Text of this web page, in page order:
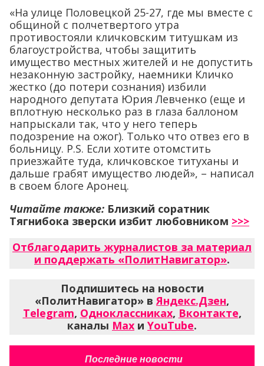
«На улице Половецкой 25-27, где мы вместе с
общиной с полчетвертого утра
противостояли кличковским титушкам из
благоустройства, чтобы защитить
имущество местных жителей и не допустить
незаконную застройку, наемники Кличко
жестко (до потери сознания) избили
народного депутата Юрия Левченко (еще и
вплотную несколько раз в глаза баллоном
напрыскали так, что у него теперь
подозрение на ожог). Только что отвез его в
больницу. P.S. Если хотите отомстить
приезжайте туда, кличковское титуханы и
дальше грабят имущество людей», – написал
в своем блоге Аронец.
Читайте также: Близкий соратник
Тягнибока зверски избит любовником >>>
Отблагодарить журналистов за материал
и поддержать «ПолитНавигатор».
Подпишитесь на новости
«ПолитНавигатор» вЯндекс.Дзен,
Telegram, Одноклассниках, Вконтакте,
каналы Max и YouTube.
Последние новости